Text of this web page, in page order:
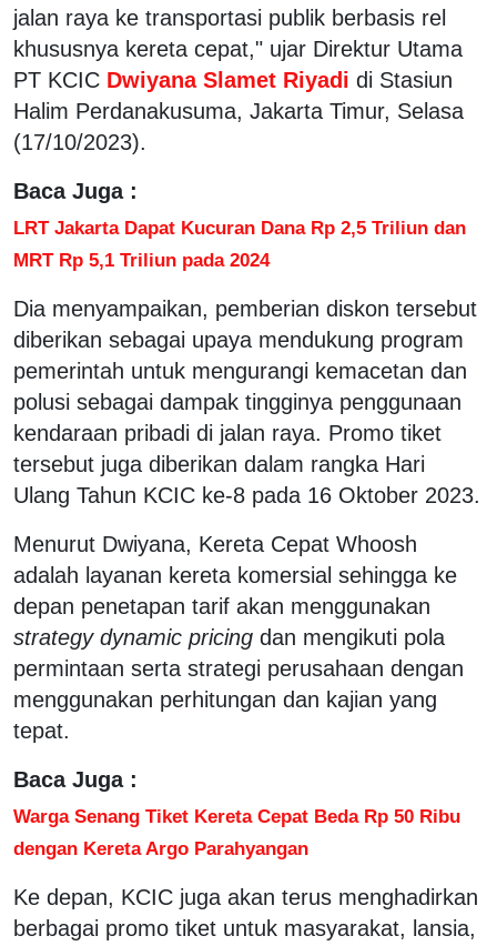
jalan raya ke transportasi publik berbasis rel
khususnya kereta cepat," ujar Direktur Utama
PT KCIC Dwiyana Slamet Riyadi di Stasiun
Halim Perdanakusuma, Jakarta Timur, Selasa
(17/10/2023).
Baca Juga :
LRT Jakarta Dapat Kucuran Dana Rp 2,5 Triliun dan
MRT Rp 5,1 Triliun pada 2024
Dia menyampaikan, pemberian diskon tersebut
diberikan sebagai upaya mendukung program
pemerintah untuk mengurangi kemacetan dan
polusi sebagai dampak tingginya penggunaan
kendaraan pribadi di jalan raya. Promo tiket
tersebut juga diberikan dalam rangka Hari
Ulang Tahun KCIC ke-8 pada 16 Oktober 2023.
Menurut Dwiyana, Kereta Cepat Whoosh
adalah layanan kereta komersial sehingga ke
depan penetapan tarif akan menggunakan
strategy dynamic pricing dan mengikuti pola
permintaan serta strategi perusahaan dengan
menggunakan perhitungan dan kajian yang
tepat.
Baca Juga :
Warga Senang Tiket Kereta Cepat Beda Rp 50 Ribu
dengan Kereta Argo Parahyangan
Ke depan, KCIC juga akan terus menghadirkan
berbagai promo tiket untuk masyarakat, lansia,